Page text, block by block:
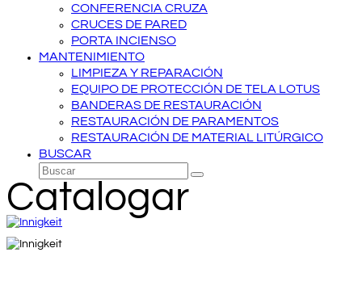
CONFERENCIA CRUZA
CRUCES DE PARED
PORTA INCIENSO
MANTENIMIENTO
LIMPIEZA Y REPARACIÓN
EQUIPO DE PROTECCIÓN DE TELA LOTUS
BANDERAS DE RESTAURACIÓN
RESTAURACIÓN DE PARAMENTOS
RESTAURACIÓN DE MATERIAL LITÚRGICO
BUSCAR
Buscar
Enviar
Catalogar